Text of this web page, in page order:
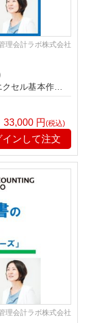
理会計ラボ株式会社
セル基本作法と
著者でもお馴染
当者のためのエ
ク」、「経理担
る無形テクニッ
の仕組みと報告
に学習すること
33,000 円 (税込)
インして注文
理会計ラボ株式会社